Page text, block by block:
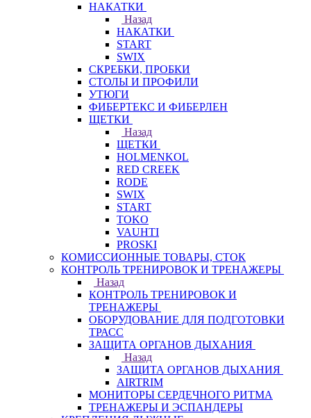
НАКАТКИ
Назад
НАКАТКИ
START
SWIX
СКРЕБКИ, ПРОБКИ
СТОЛЫ И ПРОФИЛИ
УТЮГИ
ФИБЕРТЕКС И ФИБЕРЛЕН
ЩЕТКИ
Назад
ЩЕТКИ
HOLMENKOL
RED CREEK
RODE
SWIX
START
TOKO
VAUHTI
PROSKI
КОМИССИОННЫЕ ТОВАРЫ, СТОК
КОНТРОЛЬ ТРЕНИРОВОК И ТРЕНАЖЕРЫ
Назад
КОНТРОЛЬ ТРЕНИРОВОК И
ТРЕНАЖЕРЫ
ОБОРУДОВАНИЕ ДЛЯ ПОДГОТОВКИ
ТРАСС
ЗАЩИТА ОРГАНОВ ДЫХАНИЯ
Назад
ЗАЩИТА ОРГАНОВ ДЫХАНИЯ
AIRTRIM
МОНИТОРЫ СЕРДЕЧНОГО РИТМА
ТРЕНАЖЕРЫ И ЭСПАНДЕРЫ